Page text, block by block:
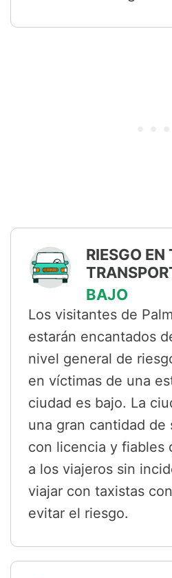
RIESGO
BAJO
Los visitantes de
estarán encantados
nivel general de
en víctimas de una
ciudad es bajo. La
una gran cantidad de
con licencia y fiables
a los viajeros sin
viajar con taxistas
evitar el riesgo.